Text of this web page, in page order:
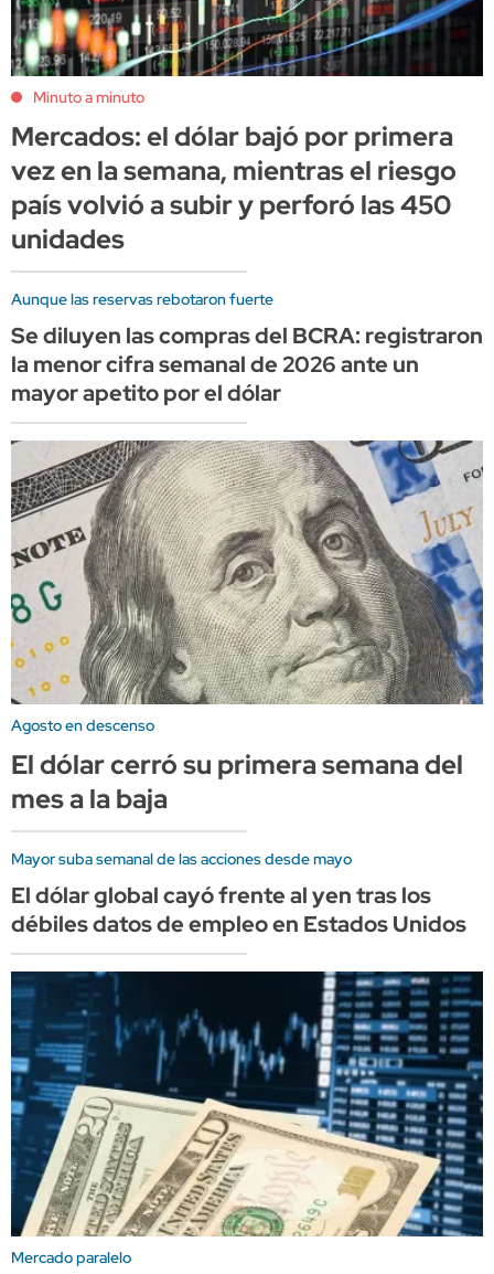
Minuto a minuto
Mercados: el dólar bajó por primera
vez en la semana, mientras el riesgo
país volvió a subir y perforó las 450
unidades
Aunque las reservas rebotaron fuerte
Se diluyen las compras del BCRA: registraron
la menor cifra semanal de 2026 ante un
mayor apetito por el dólar
Agosto en descenso
El dólar cerró su primera semana del
mes a la baja
Mayor suba semanal de las acciones desde mayo
El dólar global cayó frente al yen tras los
débiles datos de empleo en Estados Unidos
Mercado paralelo